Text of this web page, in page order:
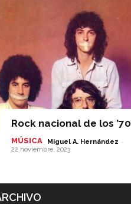
Rock nacional de los ’70
MÚSICA Miguel A. Hernández -
22 noviembre, 2023